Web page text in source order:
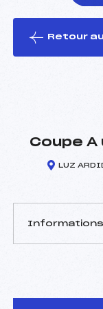
le ski
Retour
Coupe A
LUZ
Informations